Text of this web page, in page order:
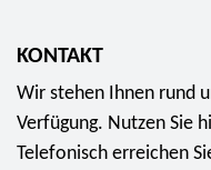
KONTAKT
Wir stehen Ihnen rund
Verfügung. Nutzen Sie
Telefonisch erreichen